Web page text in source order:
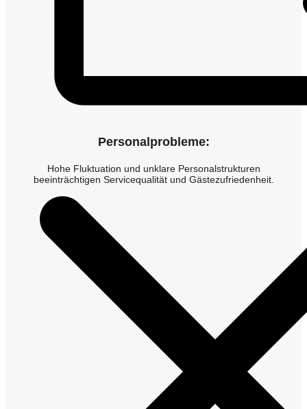
Personalprobleme:
Hohe Fluktuation und unklare Personalstrukturen
beeinträchtigen Servicequalität und Gästezufriedenheit.